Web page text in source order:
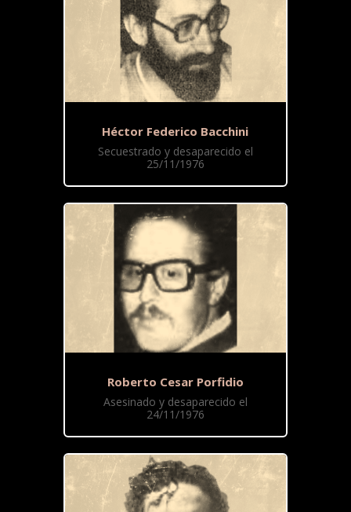
Héctor Federico Bacchini
Secuestrado y desaparecido el
25/11/1976
Roberto Cesar Porfidio
Asesinado y desaparecido el
24/11/1976